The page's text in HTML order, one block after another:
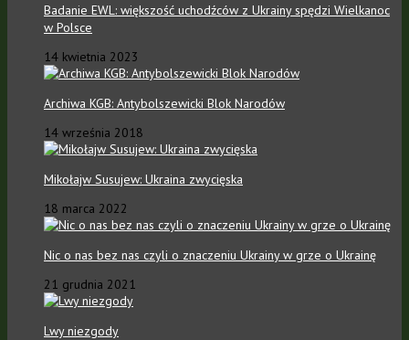
Badanie EWL: większość uchodźców z Ukrainy spędzi Wielkanoc
w Polsce
14 kwietnia 2023
Archiwa KGB: Antybolszewicki Blok Narodów
14 września 2018
Mikołajw Susujew: Ukraina zwycięska
18 marca 2022
Nic o nas bez nas czyli o znaczeniu Ukrainy w grze o Ukrainę
21 grudnia 2021
Lwy niezgody